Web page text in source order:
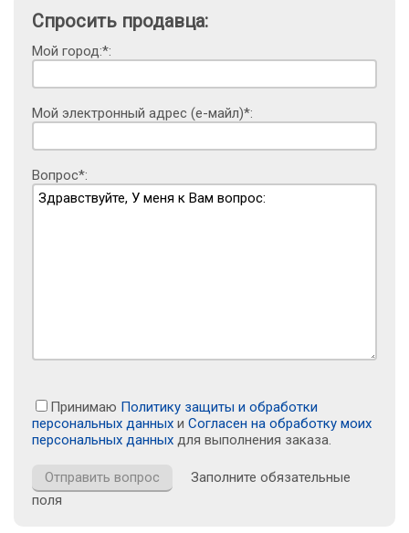
Спросить продавца:
Мой город:*:
Мой электронный адрес (е-майл)*:
Вопрос*:
Принимаю Политику защиты и обработки
персональных данных и Согласен на обработку моих
персональных данных для выполнения заказа.
Заполните обязательные
поля